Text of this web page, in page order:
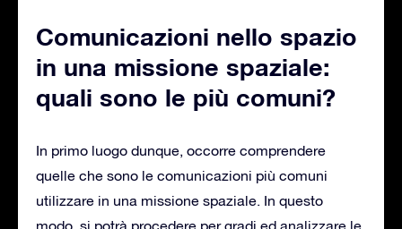
Comunicazioni nello spazio
in una missione spaziale:
quali sono le più comuni?
In primo luogo dunque, occorre comprendere
quelle che sono le comunicazioni più comuni
utilizzare in una missione spaziale. In questo
modo, si potrà procedere per gradi ed analizzare le